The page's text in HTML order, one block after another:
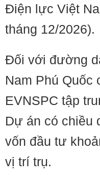
Điện lực Việt
tháng 12/2026).
Đối với đường
Nam Phú Quốc
EVNSPC tập
Dự án có chiều
vốn đầu tư
vị trí trụ.